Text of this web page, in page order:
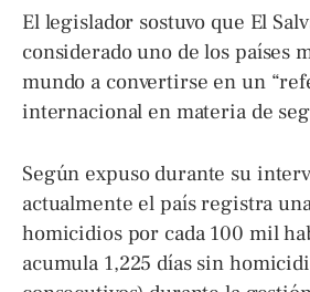
El legislador sostuvo que El
considerado uno de los países
mundo a convertirse en un
internacional en materia de
Según expuso durante su
actualmente el país registra
homicidios por cada 100 mil
acumula 1,225 días sin